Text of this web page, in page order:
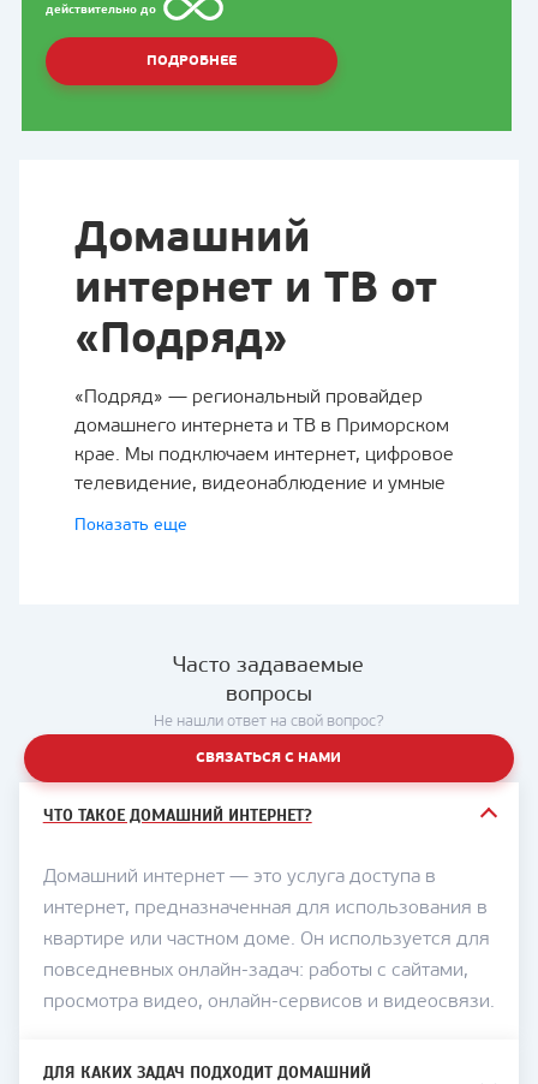
ПОДРОБНЕЕ
действительно до
Домашний
интернет и ТВ от
«Подряд»
«Подряд» — региональный провайдер
домашнего интернета и ТВ в Приморском
крае. Мы подключаем интернет, цифровое
телевидение, видеонаблюдение и умные
Приморского края.
Домашний интернет от «Подряда»
подходит для повседневных задач:
просмотра видео, работы с сайтами,
удаленной работы и домашнего ТВ.
На сайте можно выбрать тарифы для
и условия зависят от адреса, типа дома и
технической возможности подключения.
Где доступны услуги
Показать еще
Часто задаваемые
вопросы
Не нашли ответ на свой вопрос?
СВЯЗАТЬСЯ С НАМИ
ЧТО ТАКОЕ ДОМАШНИЙ ИНТЕРНЕТ?
Домашний интернет — это услуга доступа в
интернет, предназначенная для использования в
квартире или частном доме. Он используется для
повседневных онлайн-задач: работы с сайтами,
просмотра видео, онлайн-сервисов и видеосвязи.
ДЛЯ КАКИХ ЗАДАЧ ПОДХОДИТ ДОМАШНИЙ